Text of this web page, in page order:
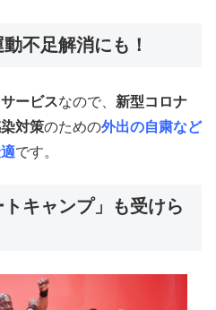
不足解消にも！
ービスなので、 新型コロナ
対策のための外出の自粛など
です。
トキャンプ」も受けら